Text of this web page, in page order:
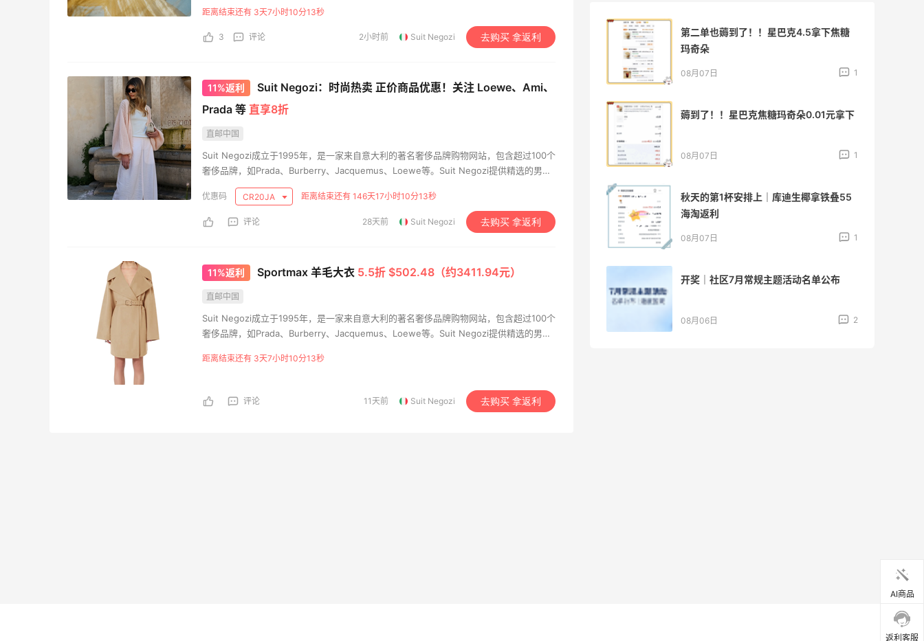
距离结束还有 3天7小时10分12秒
3 评论 2小时前 Suit Negozi 去购买 拿返利
11%返利
Suit Negozi：时尚热卖 正价商品优惠！关注 Loewe、Ami、
Prada 等 直享8折
直邮中国
Suit Negozi成立于1995年，是一家来自意大利的著名奢侈品牌购物网站，包含超过100个
奢侈品牌，如Prada、Burberry、Jacquemus、Loewe等‌。Suit Negozi提供精选的男女
高端时尚服饰，将永恒经典与现代风格完美融合，致力于向世界展现其时尚理念。
CR20JA 距离结束还有 146天17小时10分12秒
评论 28天前 Suit Negozi 去购买 拿返利
11%返利 Sportmax 羊毛大衣 5.5折 $502.48（约3411.94元）
直邮中国
Suit Negozi成立于1995年，是一家来自意大利的著名奢侈品牌购物网站，包含超过100个
奢侈品牌，如Prada、Burberry、Jacquemus、Loewe等‌。Suit Negozi提供精选的男女
距离结束还有 3天7小时10分12秒
评论 11天前 Suit Negozi 去购买 拿返利
羊毛薅的实在有点多～积攒的最后一篇羊
除了面膜，我还薅到面霜、粉底液、润肤
乳、安睡裤等等
08月07日 1
再来我的面膜羊毛分享～又薅到了10片面
京东薅面膜太爽啦～每天都可以收货面膜
08月07日 1
Origins悦木之源美网海淘攻略，Origins
08月07日
Dr.Levy精华效果给到夯
Julian Bakery乳清蛋白棒 | 配料干净到感
08月07日
第二单也薅到了！！星巴克4.5拿下焦糖
玛奇朵
08月07日 1
薅到了！！星巴克焦糖玛奇朵0.01元拿下
08月07日 1
秋天的第1杯安排上｜库迪生椰拿铁叠55
海淘返利
08月07日 1
开奖｜社区7月常规主题活动名单公布
08月06日 2
AI商品
返利客服